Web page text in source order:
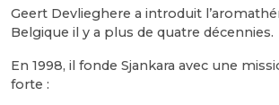
Geert Devlieghere a introduit
Belgique il y a plus de quatre décennies.
En 1998, il fonde Sjankara avec une
forte :